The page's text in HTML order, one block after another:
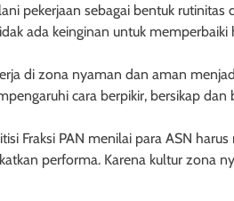
pekerjaan sebagai bentuk
ada keinginan untuk memperbaiki
di zona nyaman dan aman
cara berpikir, bersikap
Fraksi PAN menilai para ASN
performa. Karena kultur zona